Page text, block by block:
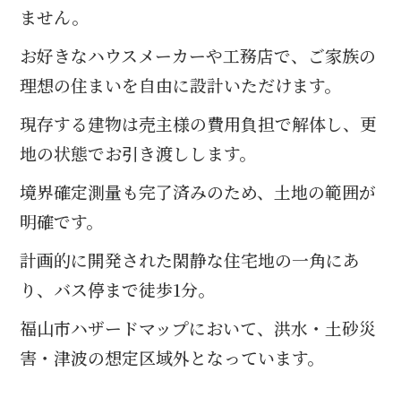
ません。
お好きなハウスメーカーや工務店で、ご家族の
理想の住まいを自由に設計いただけます。
現存する建物は売主様の費用負担で解体し、更
地の状態でお引き渡しします。
境界確定測量も完了済みのため、土地の範囲が
明確です。
計画的に開発された閑静な住宅地の一角にあ
り、バス停まで徒歩1分。
福山市ハザードマップにおいて、洪水・土砂災
害・津波の想定区域外となっています。